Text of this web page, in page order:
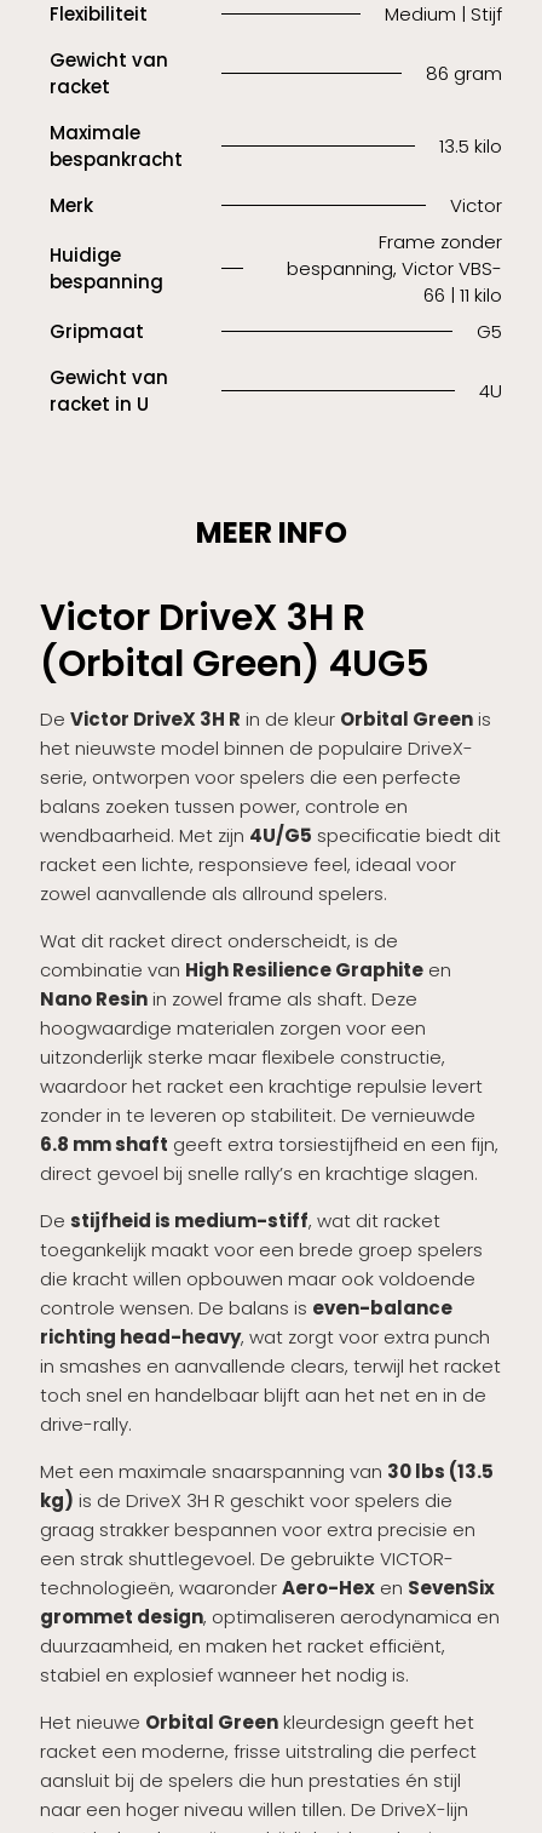
Flexibiliteit
Medium | Stijf
Gewicht van
racket
86 gram
Maximale
bespankracht
13.5 kilo
Merk
Victor
Huidige
bespanning
Frame zonder
bespanning, Victor VBS-
66 | 11 kilo
Gripmaat
G5
Gewicht van
racket in U
4U
MEER INFO
Victor DriveX 3H R
(Orbital Green) 4UG5
De Victor DriveX 3H R in de kleur Orbital Greenis
het nieuwste model binnen de populaire DriveX-
serie, ontworpen voor spelers die een perfecte
balans zoeken tussen power, controle en
wendbaarheid. Met zijn 4U/G5 specificatie biedt dit
racket een lichte, responsieve feel, ideaal voor
zowel aanvallende als allround spelers.
Wat dit racket direct onderscheidt, is de
combinatie van High Resilience Graphite en
Nano Resinin zowel frame als shaft. Deze
hoogwaardige materialen zorgen voor een
uitzonderlijk sterke maar flexibele constructie,
waardoor het racket een krachtige repulsie levert
zonder in te leveren op stabiliteit. De vernieuwde
6.8 mm shaft geeft extra torsiestijfheid en een fijn,
direct gevoel bij snelle rally’s en krachtige slagen.
De stijfheid is medium-stiff, wat dit racket
toegankelijk maakt voor een brede groep spelers
die kracht willen opbouwen maar ook voldoende
controle wensen. De balans is even-balance
richting head-heavy, wat zorgt voor extra punch
in smashes en aanvallende clears, terwijl het racket
toch snel en handelbaar blijft aan het net en in de
drive-rally.
Met een maximale snaarspanning van 30 lbs (13.5
kg) is de DriveX 3H R geschikt voor spelers die
graag strakker bespannen voor extra precisie en
een strak shuttlegevoel. De gebruikte VICTOR-
technologieën, waaronderAero-Hex en SevenSix
grommet design, optimaliseren aerodynamica en
duurzaamheid, en maken het racket efficiënt,
stabiel en explosief wanneer het nodig is.
Het nieuwe Orbital Greenkleurdesign geeft het
racket een moderne, frisse uitstraling die perfect
aansluit bij de spelers die hun prestaties én stijl
naar een hoger niveau willen tillen. De DriveX-lijn